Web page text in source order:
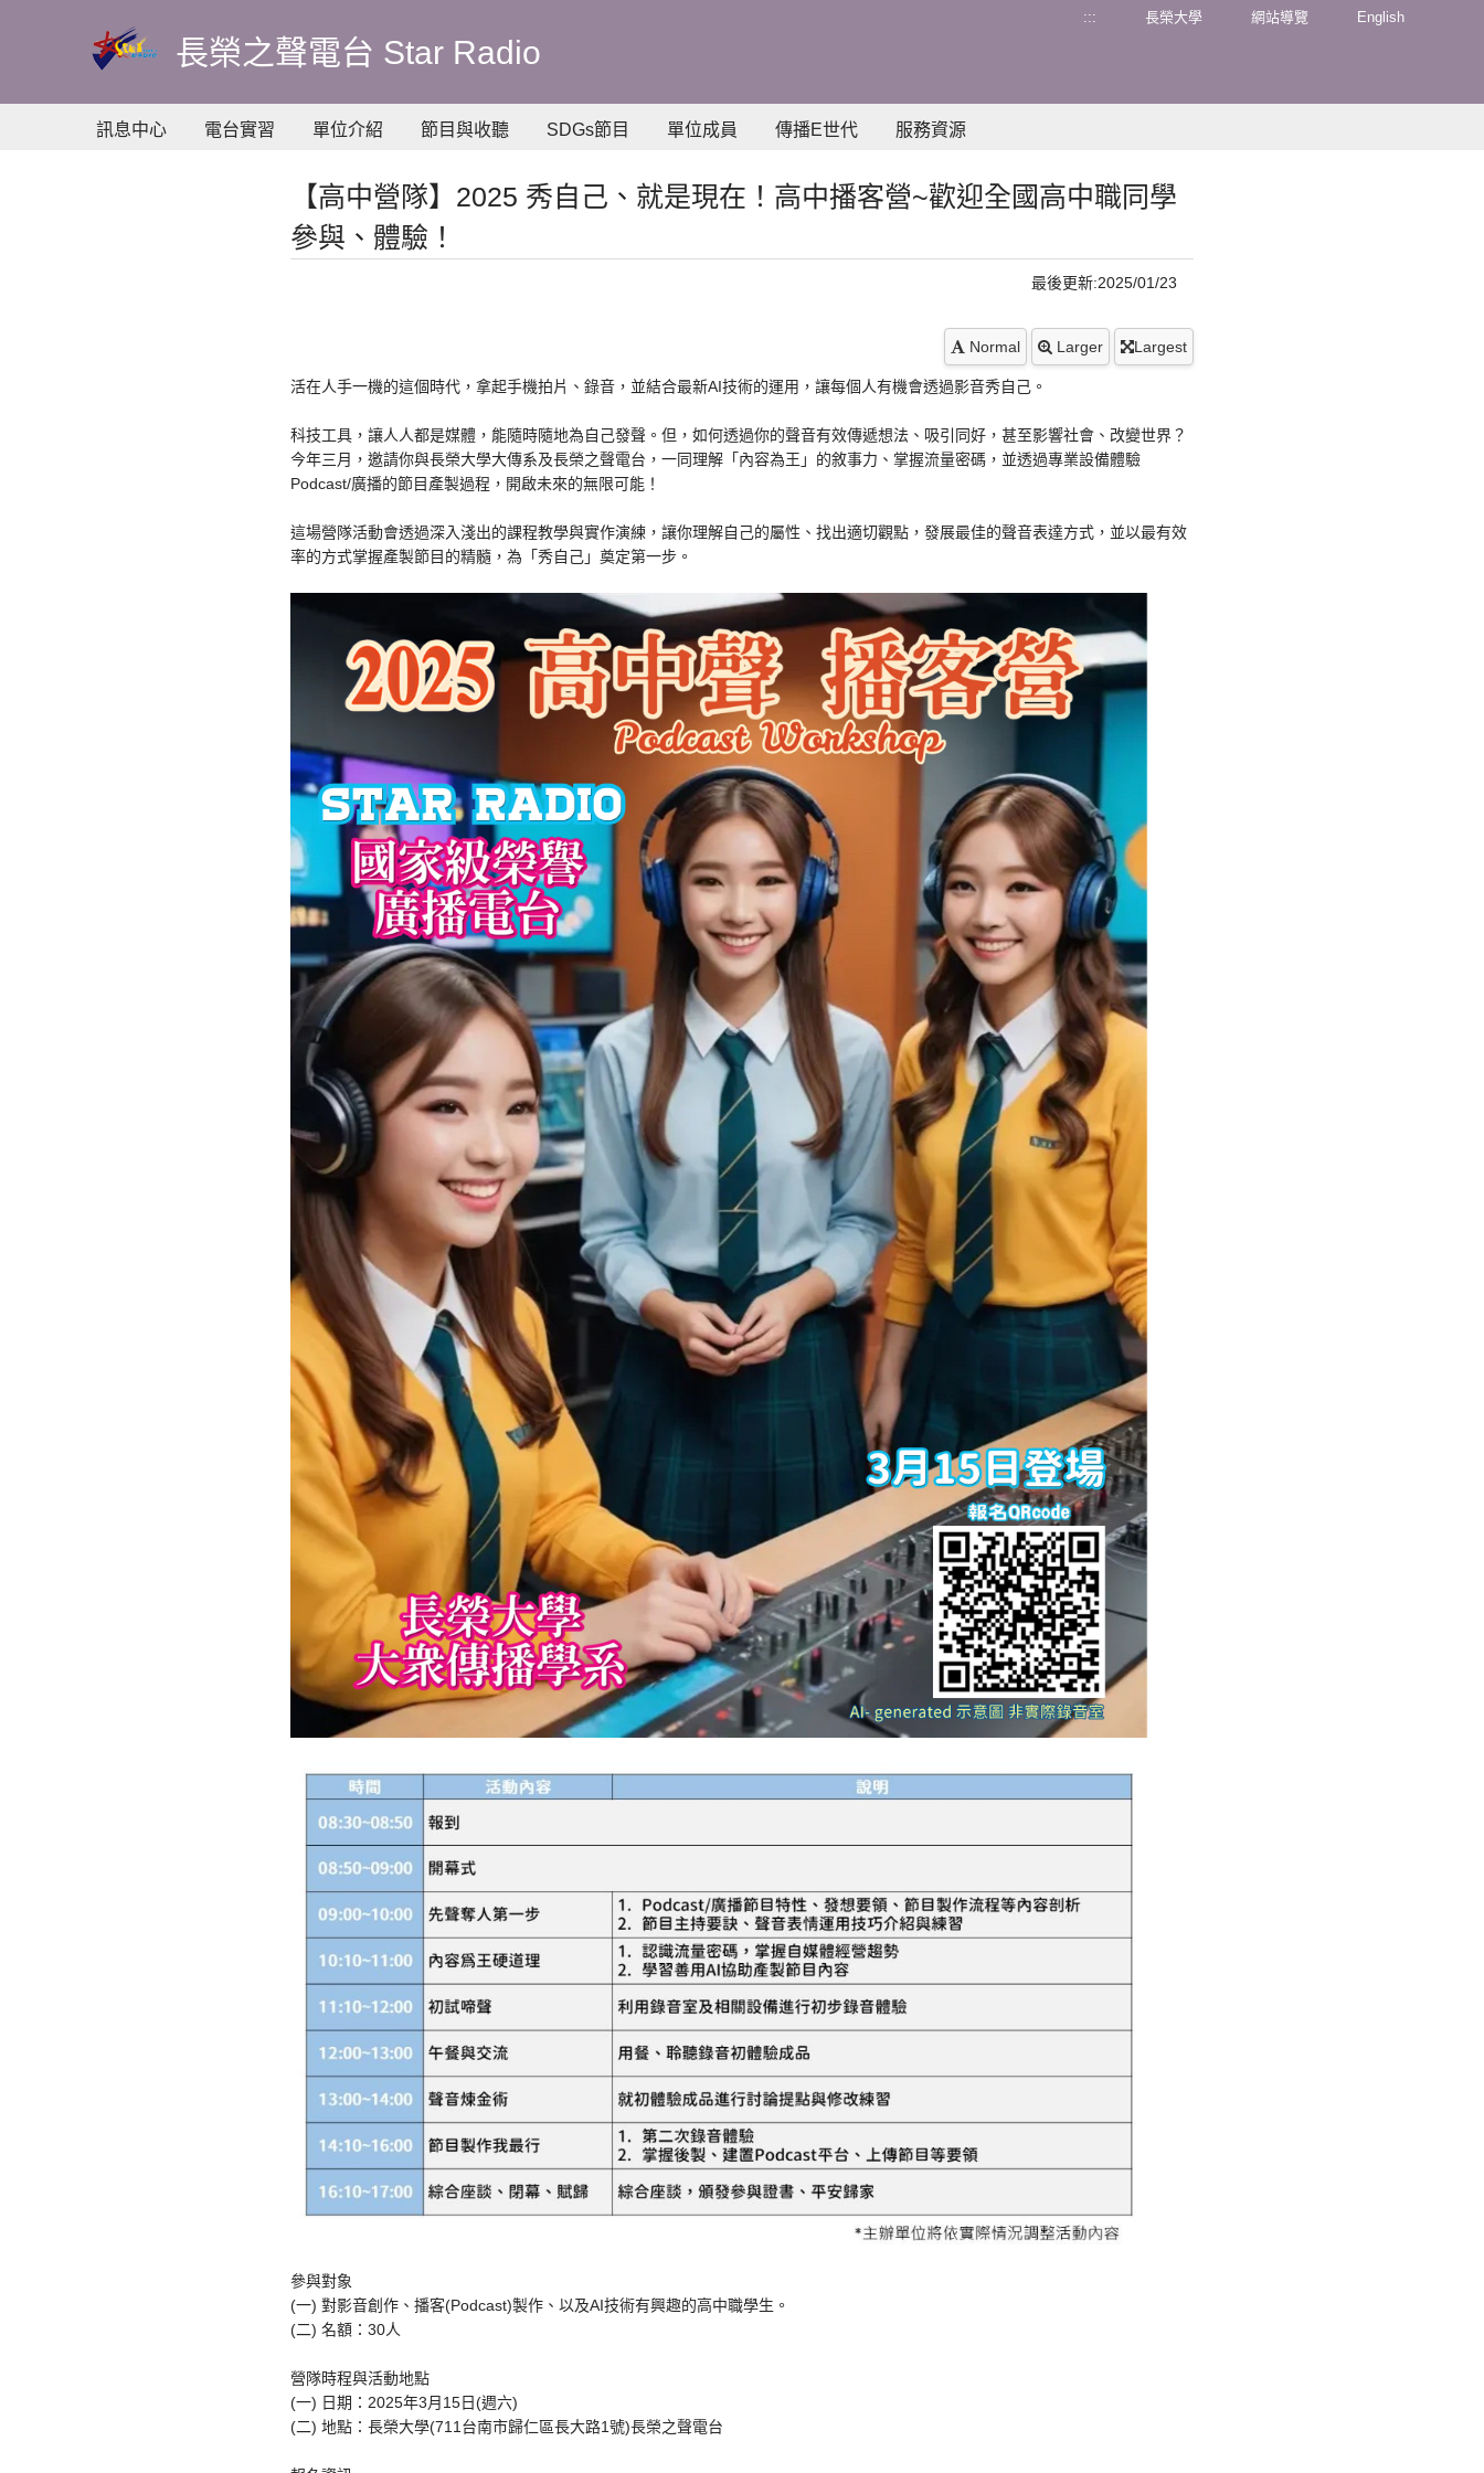
要
容
長榮之聲電台 Star Radio
::: 長榮大學 網站導覽 English
訊息中心 電台實習 單位介紹 節目與收聽 SDGs節目 單位成員 傳播E世代 服務資源
【高中營隊】2025 秀自己、就是現在！高中播客營~歡迎全國高中職同學
參與、體驗！
最後更新:2025/01/23
Normal Larger Largest
活在人手一機的這個時代，拿起手機拍片、錄音，並結合最新AI技術的運用，讓每個人有機會透過影音秀自己。
科技工具，讓人人都是媒體，能隨時隨地為自己發聲。但，如何透過你的聲音有效傳遞想法、吸引同好，甚至影響社會、改變世界？
今年三月，邀請你與長榮大學大傳系及長榮之聲電台，一同理解「內容為王」的敘事力、掌握流量密碼，並透過專業設備體驗
Podcast/廣播的節目產製過程，開啟未來的無限可能！
這場營隊活動會透過深入淺出的課程教學與實作演練，讓你理解自己的屬性、找出適切觀點，發展最佳的聲音表達方式，並以最有效
率的方式掌握產製節目的精髓，為「秀自己」奠定第一步。
參與對象
(一) 對影音創作、播客(Podcast)製作、以及AI技術有興趣的高中職學生。
(二) 名額：30人
營隊時程與活動地點
(一) 日期：2025年3月15日(週六)
(二) 地點：長榮大學(711台南市歸仁區長大路1號)長榮之聲電台